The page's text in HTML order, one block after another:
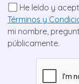
He leído y
Términos y
mi nombre,
públicamente.